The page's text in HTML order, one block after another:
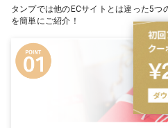
タンプでは他のECサイトとは違った5つ
を簡単にご紹介！